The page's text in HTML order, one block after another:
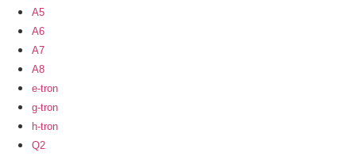
A5
A6
A7
A8
e-tron
g-tron
h-tron
Q2